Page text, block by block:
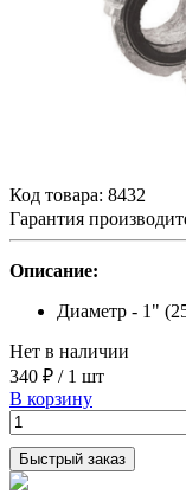
Код товара: 8432
Гарантия
Описание:
Диаметр - 1"
Нет в наличии
340 ₽ / 1 шт
В корзину
Быстрый заказ